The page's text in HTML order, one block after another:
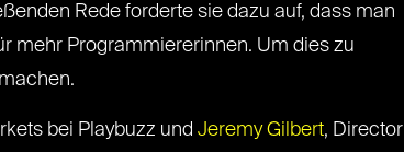
Rede forderte sie dazu auf, dass man
mehr Programmiererinnen. Um dies zu
bei Playbuzz und Jeremy Gilbert, Director